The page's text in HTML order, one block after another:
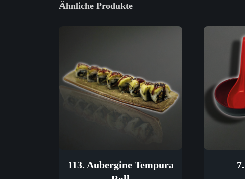
Ähnliche Produkte
113. Aubergine Tempura